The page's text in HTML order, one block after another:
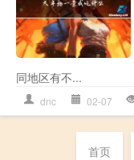
同地区有不...
dnc 02-07
首页